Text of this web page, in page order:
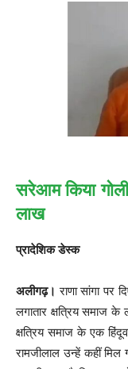
सरेआम किया
लाख
प्रादेशिक डेस्क
अलीगढ़। राणा सांगा पर
लगातार क्षत्रिय समाज
क्षत्रिय समाज के एक
रामजीलाल उन्हें कहीं मिल